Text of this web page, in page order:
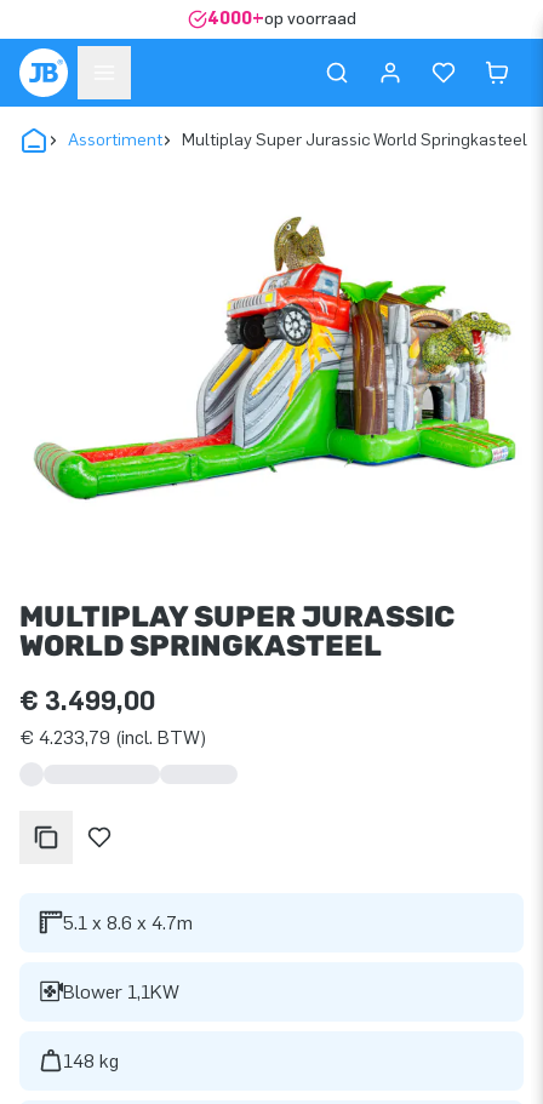
4000+op voorraad
Assortiment Multiplay Super Jurassic World Springkasteel
MULTIPLAY SUPER JURASSIC
WORLD SPRINGKASTEEL
€ 3.499,00
€ 4.233,79 (incl. BTW)
5.1 x 8.6 x 4.7m
Blower 1,1KW
148 kg